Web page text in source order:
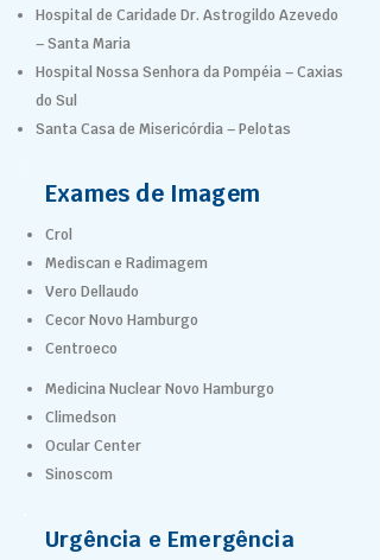
Hospital de Caridade Dr. Astrogildo Azevedo
– Santa Maria
Hospital Nossa Senhora da Pompéia – Caxias
do Sul
Santa Casa de Misericórdia – Pelotas
Exames de Imagem
Crol
Mediscan e Radimagem
Vero Dellaudo
Cecor Novo Hamburgo
Centroeco
Medicina Nuclear Novo Hamburgo
Climedson
Ocular Center
Sinoscom
Urgência e Emergência